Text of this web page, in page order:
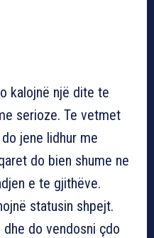
kalojnë një dite te
serioze. Te vetmet
jene lidhur me
do bien shume ne
e te gjithëve.
statusin shpejt.
do vendosni çdo